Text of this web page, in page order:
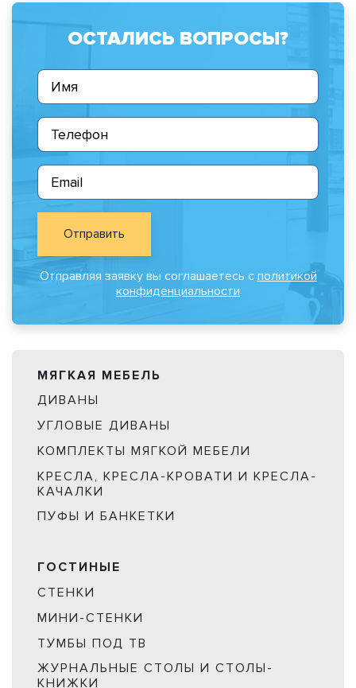
ОСТАЛИСЬ ВОПРОСЫ?
Отправить
Отправляя заявку вы соглашаетесь с политикой
конфиденциальности
МЯГКАЯ МЕБЕЛЬ
ДИВАНЫ
УГЛОВЫЕ ДИВАНЫ
КОМПЛЕКТЫ МЯГКОЙ МЕБЕЛИ
КРЕСЛА, КРЕСЛА-КРОВАТИ И КРЕСЛА-
КАЧАЛКИ
ПУФЫ И БАНКЕТКИ
ГОСТИНЫЕ
СТЕНКИ
МИНИ-СТЕНКИ
ТУМБЫ ПОД ТВ
ЖУРНАЛЬНЫЕ СТОЛЫ И СТОЛЫ-
КНИЖКИ